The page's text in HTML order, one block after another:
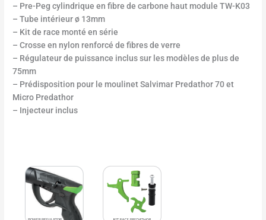
– Pre-Peg cylindrique en fibre de carbone haut module TW-K03
– Tube intérieur ø 13mm
– Kit de race monté en série
– Crosse en nylon renforcé de fibres de verre
– Régulateur de puissance inclus sur les modèles de plus de
75mm
– Prédisposition pour le moulinet Salvimar Predathor 70 et
Micro Predathor
– Injecteur inclus